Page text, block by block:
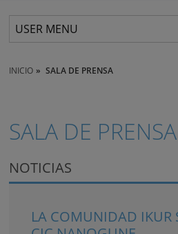
USER MENU
INICIO SALA DE PRENSA
SALA DE PRENSA
NOTICIAS
LA COMUNIDAD IKUR